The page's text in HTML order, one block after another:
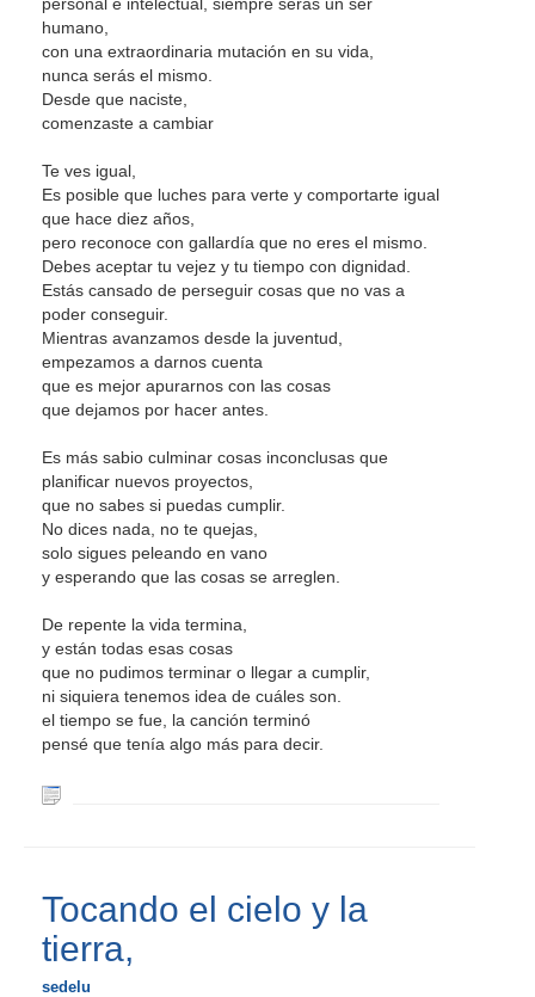
humano,
con una extraordinaria mutación en su vida,
nunca serás el mismo.
Desde que naciste,
comenzaste a cambiar
Te ves igual,
Es posible que luches para verte y comportarte igual
que hace diez años,
pero reconoce con gallardía que no eres el mismo.
Debes aceptar tu vejez y tu tiempo con dignidad.
Estás cansado de perseguir cosas que no vas a
poder conseguir.
Mientras avanzamos desde la juventud,
empezamos a darnos cuenta
que es mejor apurarnos con las cosas
que dejamos por hacer antes.
Es más sabio culminar cosas inconclusas que
planificar nuevos proyectos,
que no sabes si puedas cumplir.
No dices nada, no te quejas,
solo sigues peleando en vano
y esperando que las cosas se arreglen.
De repente la vida termina,
y están todas esas cosas
que no pudimos terminar o llegar a cumplir,
ni siquiera tenemos idea de cuáles son.
el tiempo se fue, la canción terminó
pensé que tenía algo más para decir.
Tocando el cielo y la
tierra,
sedelu